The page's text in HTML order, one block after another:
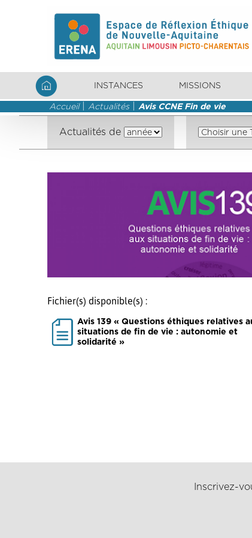
INSTANCES MISSIONS
Accueil Actualités Avis CCNE Fin de vie
Actualités de
Fichier(s) disponible(s) :
Avis 139 « Questions éthiques relatives
situations de fin de vie : autonomie et
solidarité »
Inscrivez-